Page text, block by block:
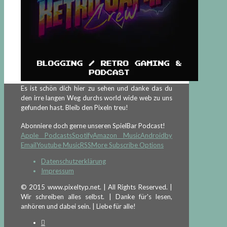
Es ist schön dich hier zu sehen und danke das du
den irre langen Weg durchs world wide web zu uns
gefunden hast. Bleib den Pixeln treu!
Abonniere doch gerne unseren SpielBar Podcast!
Apple PodcastsSpotifyAmazon MusicAndroidby
EmailYoutube MusicRSSMore Subscribe Options
Datenschutzerklärung
Impressum
© 2015 www.pixeltyp.net. | All Rights Reserved. |
Wir schreiben alles selbst. | Danke für's lesen,
anhören und dabei sein. | Liebe für alle!